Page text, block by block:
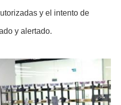
y el intento de
y alertado.